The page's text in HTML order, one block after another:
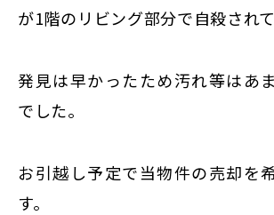
横浜
埼玉
名古屋
が1階のリビング部分で自殺されて
発見は早かったため汚れ等はあ
でした。
お引越し予定で当物件の売却を
す。